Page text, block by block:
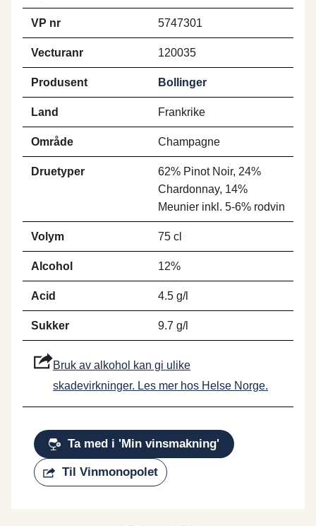
VP nr 5747301
Vecturanr 120035
Produsent Bollinger
Land Frankrike
Område Champagne
Druetyper
62% Pinot Noir, 24%
Chardonnay, 14%
Meunier inkl. 5-6% rodvin
Volym 75 cl
Alcohol 12%
Acid 4.5 g/l
Sukker 9.7 g/l
Bruk av alkohol kan gi ulike
skadevirkninger. Les mer hos Helse Norge.
Ta med i 'Min vinsmakning'
Til Vinmonopolet